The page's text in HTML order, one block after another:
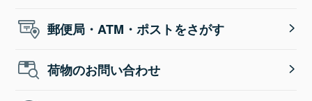
郵便局・ATM・ポストをさがす
荷物のお問い合わせ